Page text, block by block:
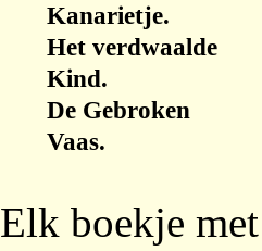
Kanarietje.
Het verdwaalde
Kind.
De Gebroken
Vaas.
Elk boekje